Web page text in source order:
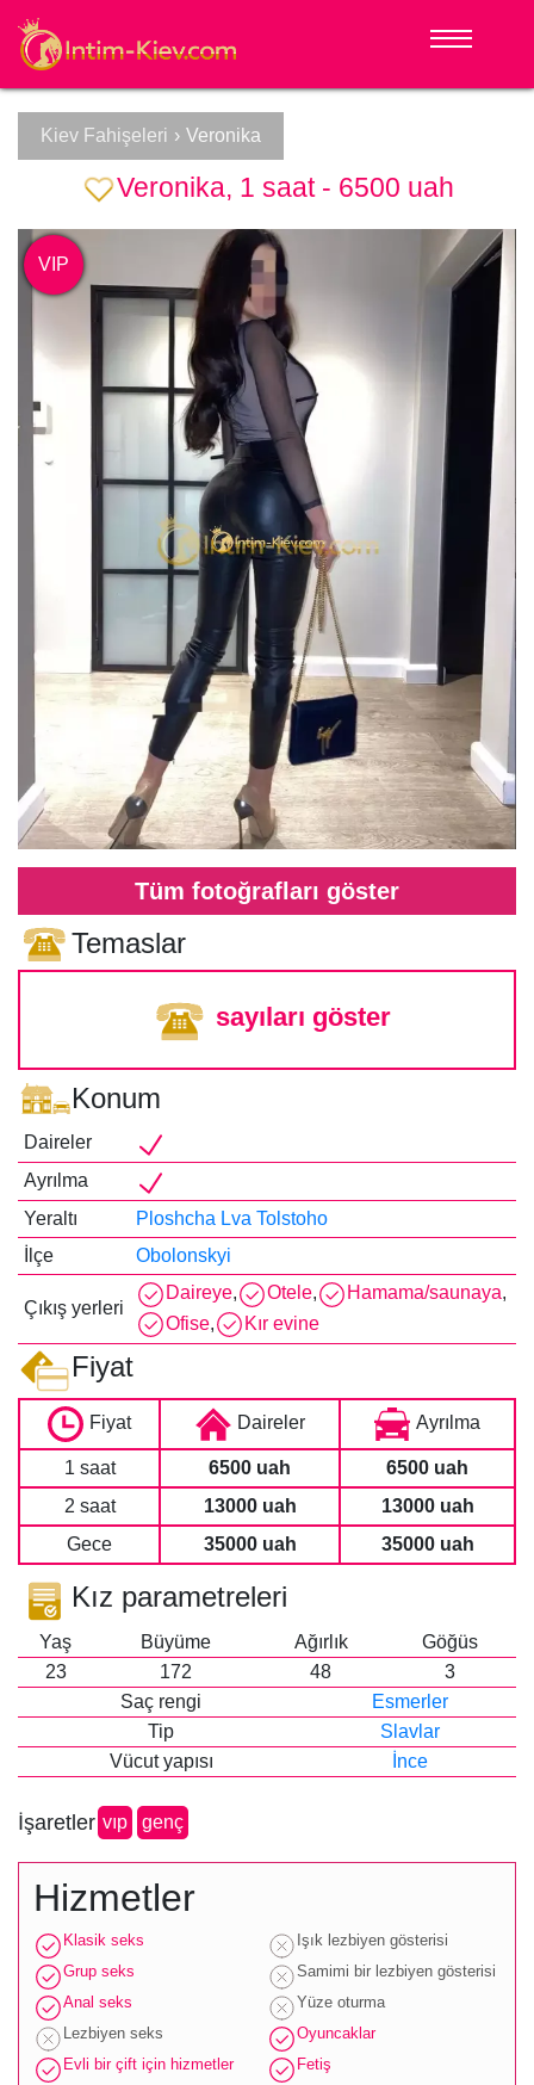
Kiev Fahişeleri › Veronika
Veronika, 1 saat - 6500 uah
Tüm fotoğrafları göster
VIP
Temaslar
sayıları göster
Konum
Daireler
Ayrılma
Yeraltı
Ploshcha Lva Tolstoho
İlçe
Obolonskyi
Çıkış yerleri
Daireye, Otele, Hamama/saunaya,
Ofise, Kır evine
Fiyat
Fiyat Daireler Ayrılma
1 saat 6500 uah
6500 uah
2 saat
13000 uah
13000 uah
Gece
35000 uah 35000 uah
Kız parametreleri
Yaş Büyüme Ağırlık
Göğüs
23
172 48
3
Saç rengi
Esmerler
Tip
Slavlar
Vücut yapısı
İnce
İşaretler vip genç
Hizmetler
Klasik seks
Grup seks
Anal seks
Lezbiyen seks
Evli bir çift için hizmetler
Işık lezbiyen gösterisi
Samimi bir lezbiyen gösterisi
Yüze oturma
Oyuncaklar
Fetiş